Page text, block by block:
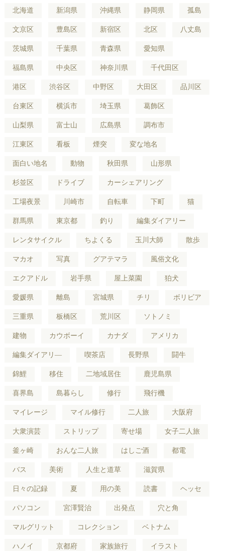
北海道 新潟県 沖縄県 静岡県 孤島
文京区 豊島区 新宿区 北区 八丈島
茨城県 千葉県 青森県 愛知県
福島県 中央区 神奈川県 千代田区
港区 渋谷区 中野区 大田区 品川区
台東区 横浜市 埼玉県 葛飾区
山梨県 富士山 広島県 調布市
江東区 看板 煙突 変な地名
面白い地名 動物 秋田県 山形県
杉並区 ドライブ カーシェアリング
工場夜景 川崎市 自転車 下町 猫
群馬県 東京都 釣り 編集ダイアリー
レンタサイクル ちよくる 玉川大師 散歩
マカオ 写真 グアテマラ 風俗文化
エクアドル 岩手県 屋上菜園 狛犬
愛媛県 離島 宮城県 チリ ボリビア
三重県 板橋区 荒川区 ソトノミ
建物 カウボーイ カナダ アメリカ
編集ダイアリ― 喫茶店 長野県 闘牛
錦鯉 移住 二地域居住 鹿児島県
喜界島 島暮らし 修行 飛行機
マイレージ マイル修行 二人旅 大阪府
大衆演芸 ストリップ 寄せ場 女子二人旅
釜ヶ崎 おんな二人旅 はしご酒 都電
バス 美術 人生と道草 滋賀県
日々の記録 夏 用の美 読書 ヘッセ
パソコン 宮澤賢治 出発点 穴と角
マルグリット コレクション ベトナム
ハノイ 京都府 家族旅行 イラスト